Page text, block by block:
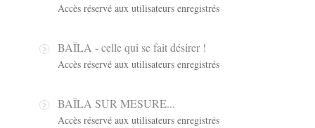
Accès réservé aux utilisateurs enregistrés
BAÏLA - celle qui se fait désirer !
Accès réservé aux utilisateurs enregistrés
BAÏLA SUR MESURE...
Accès réservé aux utilisateurs enregistrés